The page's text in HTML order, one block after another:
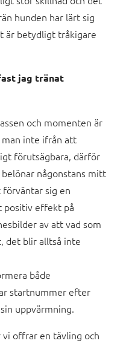
hunden har lärt sig
är betydligt tråkigare
jag tränat
och momenten är
inte ifrån att
förutsägbara, därför
någonstans mitt
sig en
positiv effekt på
av att vad som
det blir alltså inte
både
startnummer efter
uppvärmning.
vi offrar en tävling och